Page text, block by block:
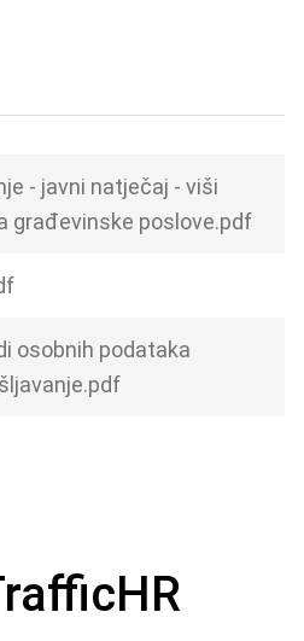
- javni natječaj - viši
građevinske poslove.pdf
osobnih podataka